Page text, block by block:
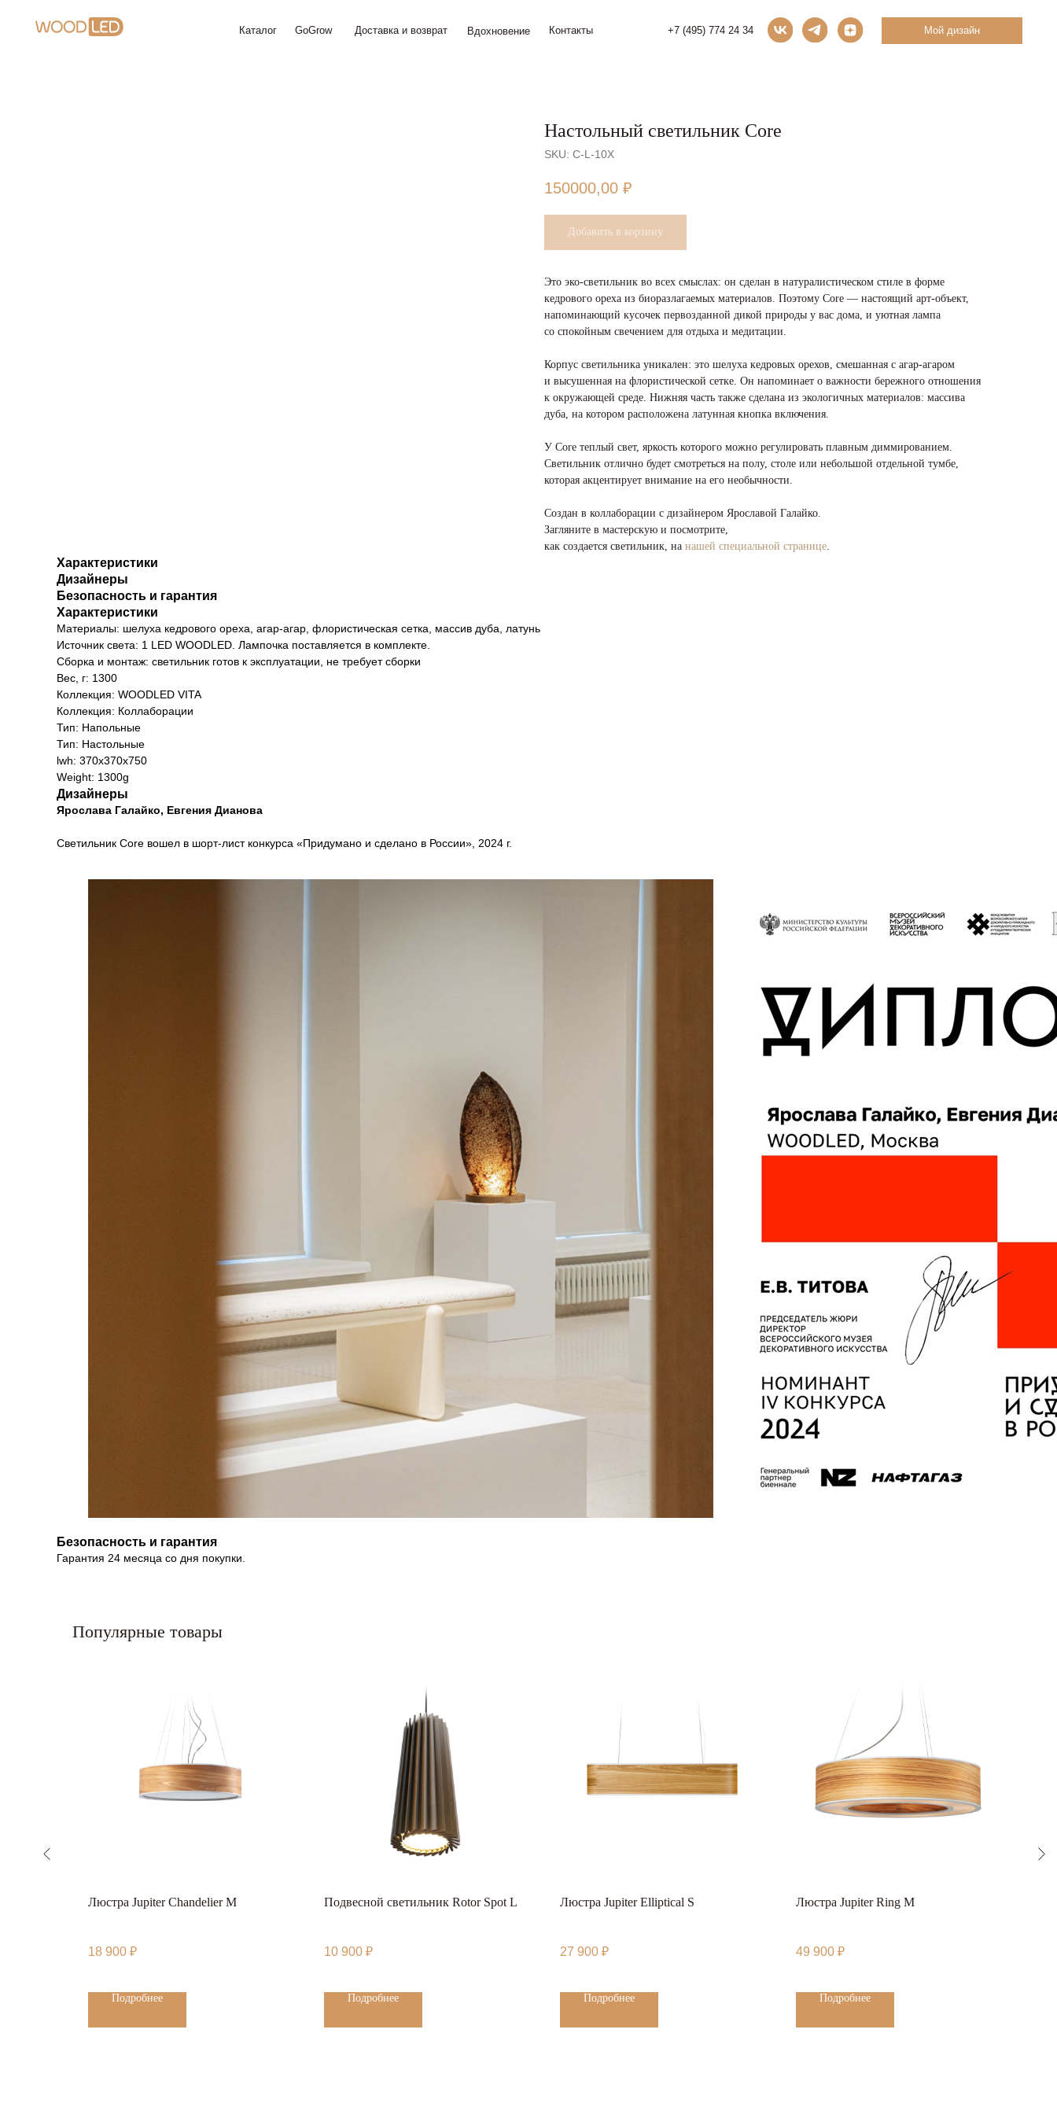
Каталог Вдохновение +7 (495) 774 24 34 Мой дизайн
GoGrow Доставка и возврат Контакты
Настольный светильник Core
SKU: C-L-10X
150000,00 ₽
Добавить в корзину
Это эко-светильник во всех смыслах: он сделан в натуралистическом стиле в форме
кедрового ореха из биоразлагаемых материалов. Поэтому Core — настоящий арт-объект,
напоминающий кусочек первозданной дикой природы у вас дома, и уютная лампа
со спокойным свечением для отдыха и медитации.
Корпус светильника уникален: это шелуха кедровых орехов, смешанная с агар-агаром
и высушенная на флористической сетке. Он напоминает о важности бережного отношения
к окружающей среде. Нижняя часть также сделана из экологичных материалов: массива
дуба, на котором расположена латунная кнопка включения.
У Core теплый свет, яркость которого можно регулировать плавным диммированием.
Светильник отлично будет смотреться на полу, столе или небольшой отдельной тумбе,
которая акцентирует внимание на его необычности.
Создан в коллаборации с дизайнером Ярославой Галайко.
Загляните в мастерскую и посмотрите,
как создается светильник, на нашей специальной странице.
Характеристики
Дизайнеры
Безопасность и гарантия
Характеристики
Материалы: шелуха кедрового ореха, агар-агар, флористическая сетка, массив дуба, латунь
Источник света: 1 LED WOODLED. Лампочка поставляется в комплекте.
Сборка и монтаж: светильник готов к эксплуатации, не требует сборки
Вес, г: 1300
Коллекция: WOODLED VITA
Коллекция: Коллаборации
Тип: Напольные
Тип: Настольные
lwh: 370x370x750
Weight: 1300g
Дизайнеры
Ярослава Галайко, Евгения Дианова
Светильник Core вошел в шорт-лист конкурса «Придумано и сделано в России», 2024 г.
Безопасность и гарантия
Гарантия 24 месяца со дня покупки.
Популярные товары
Люстра Jupiter Chandelier M
18 900 ₽
Подробнее
Подвесной светильник Rotor Spot L
10 900 ₽
Подробнее
Люстра Jupiter Elliptical S
27 900 ₽
Подробнее
Люстра Jupiter Ring M
49 900 ₽
Подробнее